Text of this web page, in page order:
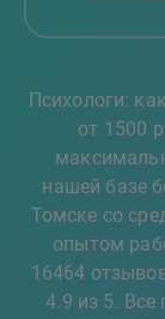
Психологи:
от 1500
нашей базе
Томске со
опытом
16464
4.9 из 5. Все